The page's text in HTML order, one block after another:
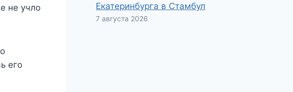
не учло
его
Екатеринбурга в Стамбул
7 августа 2026